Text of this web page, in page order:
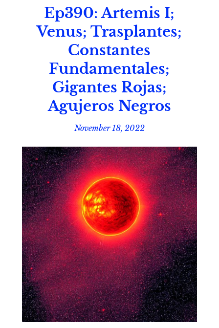
Ep390: Artemis I;
Venus; Trasplantes;
Constantes
Fundamentales;
Gigantes Rojas;
Agujeros Negros
November 18, 2022